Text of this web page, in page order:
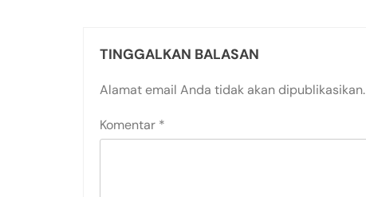
TINGGALKAN BALASAN
Alamat email Anda tidak akan dipublikasikan.
Komentar *